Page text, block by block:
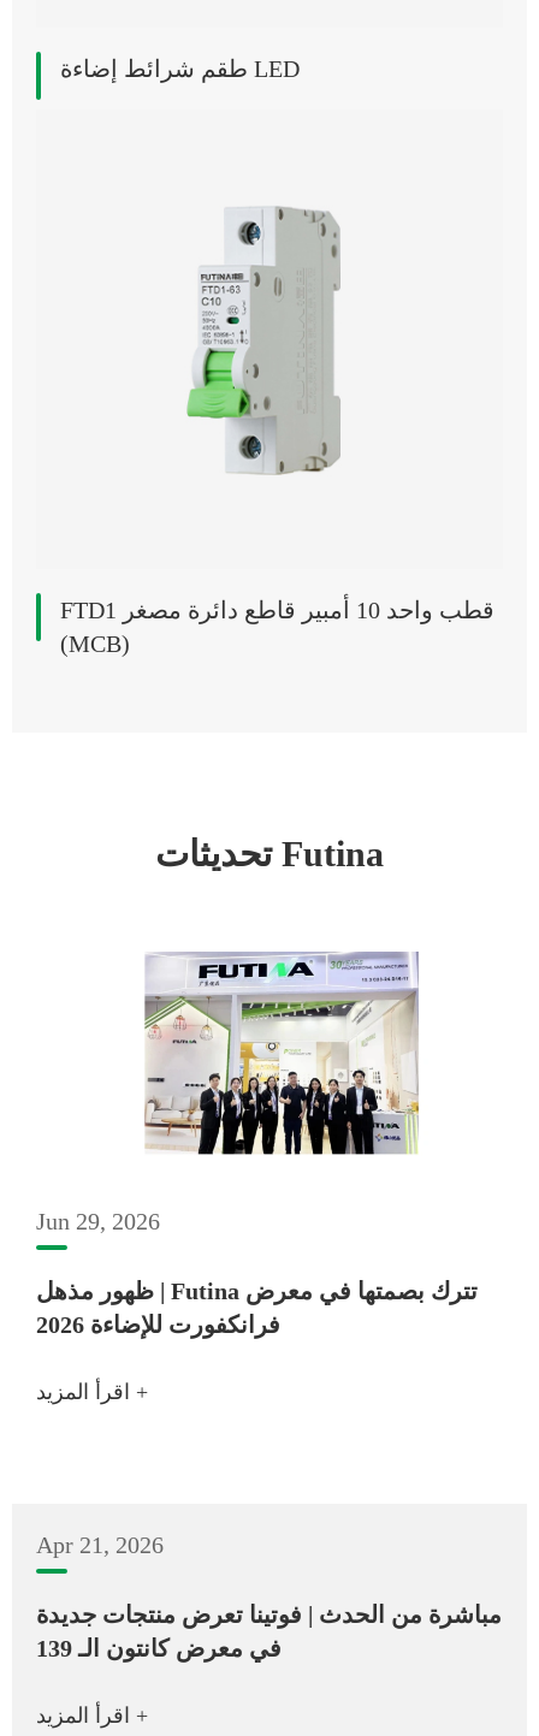
طقم شرائط إضاءة LED
FTD1 قطب واحد 10 أمبير قاطع دائرة مصغر
(MCB)
تحديثات Futina
Jun 29, 2026
ظهور مذهل | Futina تترك بصمتها في معرض
فرانكفورت للإضاءة 2026
اقرأ المزيد +
Apr 21, 2026
مباشرة من الحدث | فوتينا تعرض منتجات جديدة
في معرض كانتون الـ 139
اقرأ المزيد +